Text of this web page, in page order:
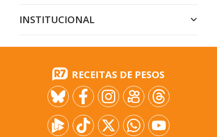
INSTITUCIONAL
RECEITAS DE PESOS